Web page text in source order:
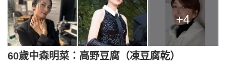
+4
60歲中森明菜：高野豆腐（凍豆腐乾）